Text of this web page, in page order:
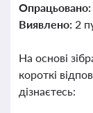
Опрацьовано:
Виявлено: 2
На основі
короткі
дізнаєтесь: